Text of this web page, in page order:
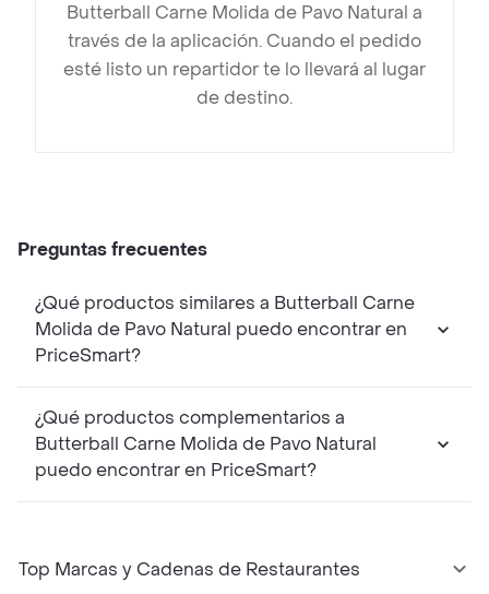
Butterball Carne Molida de Pavo Natural a
través de la aplicación. Cuando el pedido
esté listo un repartidor te lo llevará al lugar
de destino.
Preguntas frecuentes
¿Qué productos similares a Butterball Carne
Molida de Pavo Natural puedo encontrar en
PriceSmart?
¿Qué productos complementarios a
Butterball Carne Molida de Pavo Natural
puedo encontrar en PriceSmart?
Top Marcas y Cadenas de Restaurantes